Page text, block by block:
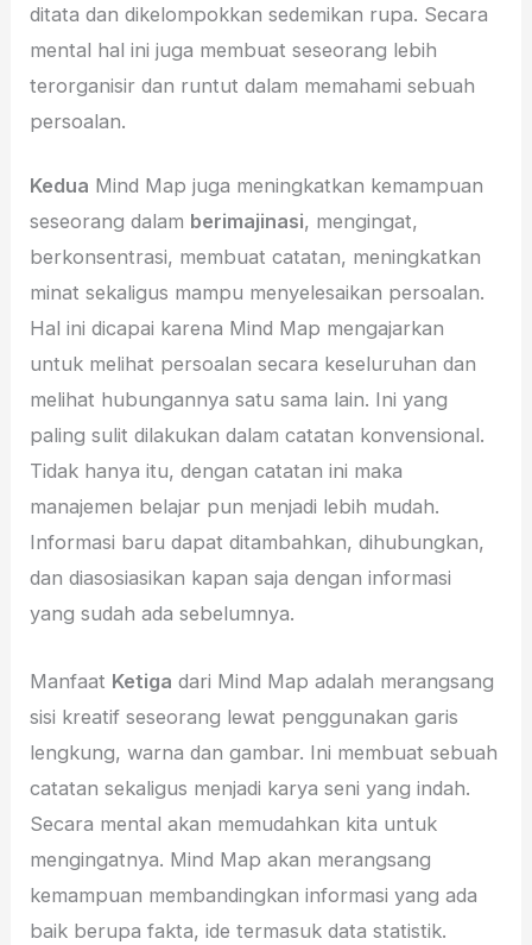
ditata dan dikelompokkan sedemikan rupa. Secara
mental hal ini juga membuat seseorang lebih
terorganisir dan runtut dalam memahami sebuah
persoalan.
Kedua Mind Map juga meningkatkan kemampuan
seseorang dalam berimajinasi, mengingat,
berkonsentrasi, membuat catatan, meningkatkan
minat sekaligus mampu menyelesaikan persoalan.
Hal ini dicapai karena Mind Map mengajarkan
untuk melihat persoalan secara keseluruhan dan
melihat hubungannya satu sama lain. Ini yang
paling sulit dilakukan dalam catatan konvensional.
Tidak hanya itu, dengan catatan ini maka
manajemen belajar pun menjadi lebih mudah.
Informasi baru dapat ditambahkan, dihubungkan,
dan diasosiasikan kapan saja dengan informasi
yang sudah ada sebelumnya.
Manfaat Ketiga dari Mind Map adalah merangsang
sisi kreatif seseorang lewat penggunakan garis
lengkung, warna dan gambar. Ini membuat sebuah
catatan sekaligus menjadi karya seni yang indah.
Secara mental akan memudahkan kita untuk
mengingatnya. Mind Map akan merangsang
kemampuan membandingkan informasi yang ada
baik berupa fakta, ide termasuk data statistik.